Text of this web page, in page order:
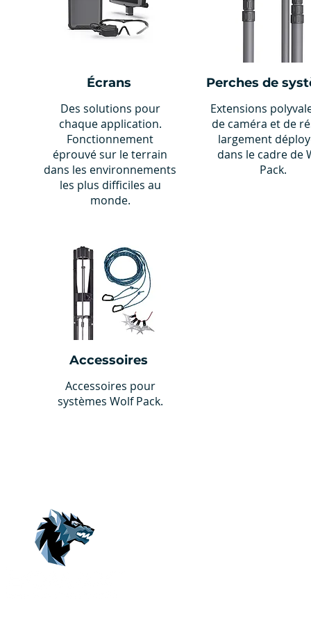
Écrans
Des solutions pour
chaque application.
Fonctionnement
éprouvé sur le terrain
dans les environnements
les plus difficiles au
monde.
Accessoires
Accessoires pour
systèmes Wolf Pack.
Perches de
Extensions
de caméra et de
largement
dans le cadre de
Pack.